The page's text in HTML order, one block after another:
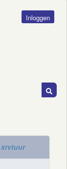
Inloggen
xrvtuur